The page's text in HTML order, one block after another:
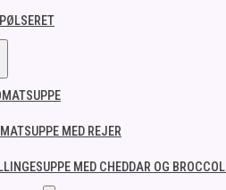
MED REJER
MED CHEDDAR OG BROCCOLI